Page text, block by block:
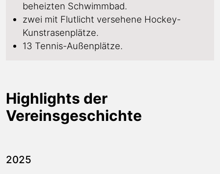
beheizten Schwimmbad.
zwei mit Flutlicht versehene Hockey-
Kunstrasenplätze.
13 Tennis-Außenplätze.
Highlights der
Vereinsgeschichte
2025